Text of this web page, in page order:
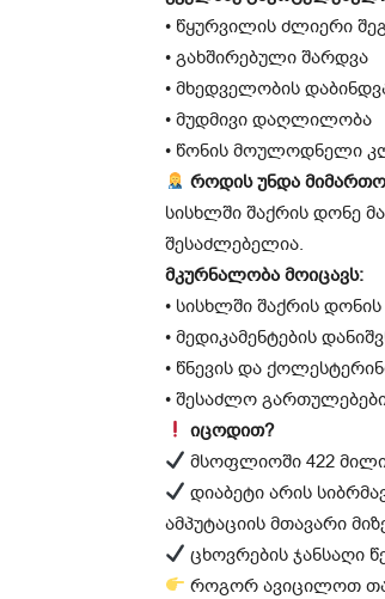
• წყურვილის ძლიერი
• გახშირებული შარდვა
• მხედველობის
• მუდმივი დაღლილობა
• წონის მოულოდნელი
როდის უნდა
სისხლში შაქრის დონე
შესაძლებელია.
მკურნალობა მოიცავს:
• სისხლში შაქრის
• მედიკამენტების
• წნევის და
• შესაძლო
იცოდით?
მსოფლიოში 422
დიაბეტი არის
ამპუტაციის მთავარი
ცხოვრების ჯანსაღი
როგორ ავიცილოთ